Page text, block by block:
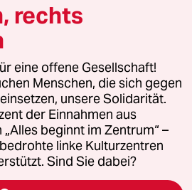
GmbH
Fragen oder für Genehmigungen
Kommune-Richtlinien
Impressum AGB
rechts
eine offene Gesellschaft!
Menschen, die sich gegen
unsere Solidarität.
der Einnahmen aus
beginnt im Zentrum“ –
linke Kulturzentren
Sind Sie dabei?